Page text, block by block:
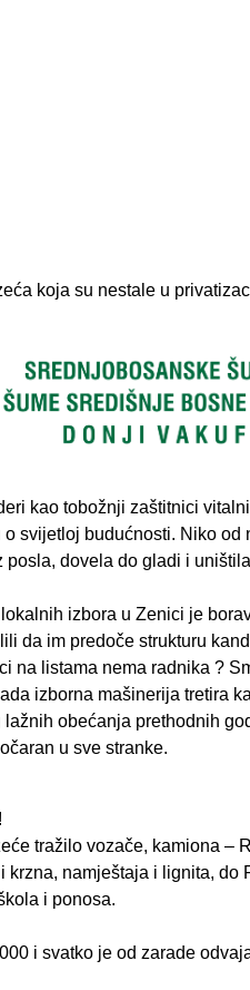
koja su nestale u
kao tobožnji zaštitnici
o svijetloj budućnosti. Niko
posla, dovela do gladi i
izbora u Zenici je
da im predoče strukturu
na listama nema radnika ?
izborna mašinerija tretira
lažnih obećanja prethodnih
u sve stranke.
tražilo vozače, kamiona –
krzna, namještaja i lignita,
i ponosa.
i svatko je od zarade